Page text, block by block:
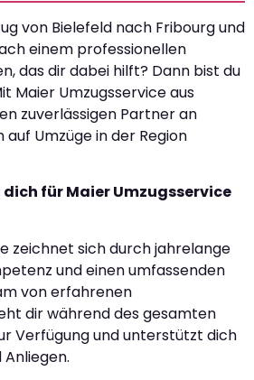
von Bielefeld nach Fribourg und
einem professionellen
das dir dabei hilft? Dann bist du
Maier Umzugsservice aus
zuverlässigen Partner an
auf Umzüge in der Region
für Maier Umzugsservice
zeichnet sich durch jahrelange
und einen umfassenden
von erfahrenen
dir während des gesamten
Verfügung und unterstützt dich